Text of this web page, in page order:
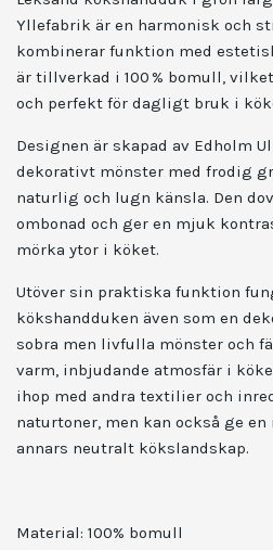
Yllefabrik är en harmonisk och
kombinerar funktion med
är tillverkad i 100 % bomull,
och perfekt för dagligt bruk i
Designen är skapad av Edholm
dekorativt mönster med frodig
naturlig och lugn känsla. Den
ombonad och ger en mjuk
mörka ytor i köket.
Utöver sin praktiska funktion
kökshandduken även som en
sobra men livfulla mönster och
varm, inbjudande atmosfär i
ihop med andra textilier och
naturtoner, men kan också ge
annars neutralt kökslandskap.
Material: 100% bomull